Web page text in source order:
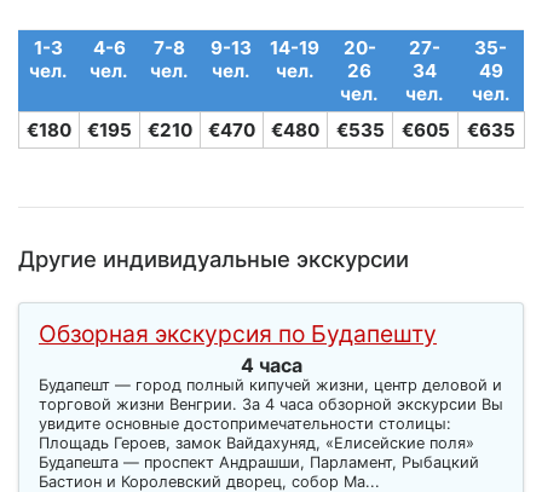
1-3
чел.
4-6
чел.
7-8
чел.
9-13
чел.
14-19
чел.
20-
26
чел.
27-
34
чел.
35-
49
чел.
€180
€195 €210 €470 €480 €535 €605 €635
Другие индивидуальные экскурсии
Обзорная экскурсия по Будапешту
4 часа
Будапешт — город полный кипучей жизни, центр деловой и
торговой жизни Венгрии. За 4 часа обзорной экскурсии Вы
увидите основные достопримечательности столицы:
Площадь Героев, замок Вайдахуняд, «Елисейские поля»
Будапешта — проспект Андрашши, Парламент, Рыбацкий
Бастион и Королевский дворец, собор Ма...